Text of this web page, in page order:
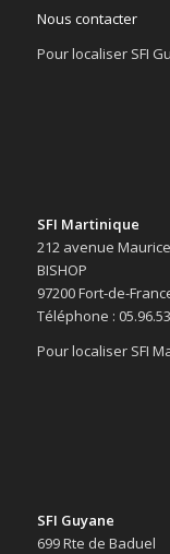
Nous contacter
Pour localiser SFI
SFI Martinique
212 avenue Maurice
BISHOP
97200 Fort-de-
Téléphone :
Pour localiser SFI
SFI Guyane
699 Rte de Baduel